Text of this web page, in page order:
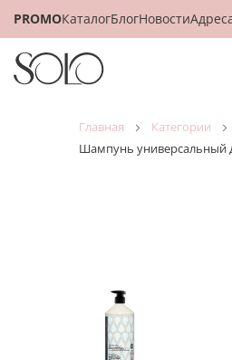
PROMOКаталогБлогНовости
главная категории
Шампунь универсальный